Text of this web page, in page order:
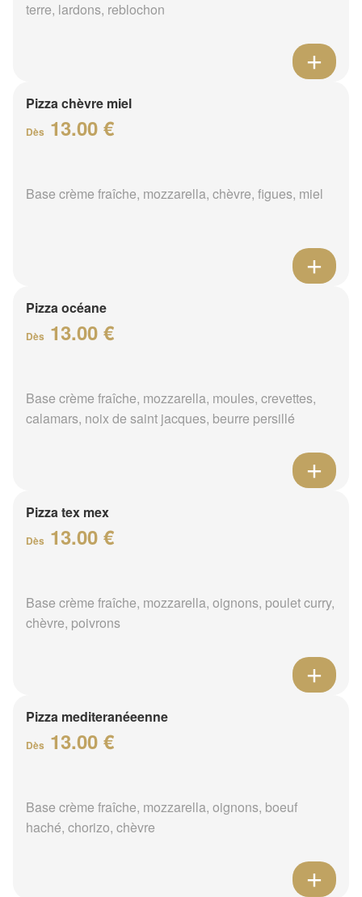
terre, lardons, reblochon
Pizza chèvre miel
Dès 13.00 €
Base crème fraîche, mozzarella, chèvre, figues, miel
Pizza océane
Dès 13.00 €
Base crème fraîche, mozzarella, moules, crevettes,
calamars, noix de saint jacques, beurre persillé
Pizza tex mex
Dès 13.00 €
Base crème fraîche, mozzarella, oignons, poulet curry,
chèvre, poivrons
Pizza mediteranéeenne
Dès 13.00 €
Base crème fraîche, mozzarella, oignons, boeuf
haché, chorizo, chèvre